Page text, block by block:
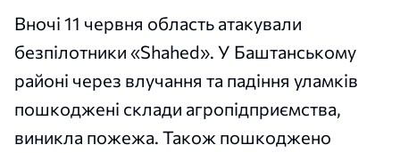
Вночі 11 червня область атакували
безпілотники «Shahed». У Баштанському
районі через влучання та падіння уламків
пошкоджені склади агропідприємства,
виникла пожежа. Також пошкоджено